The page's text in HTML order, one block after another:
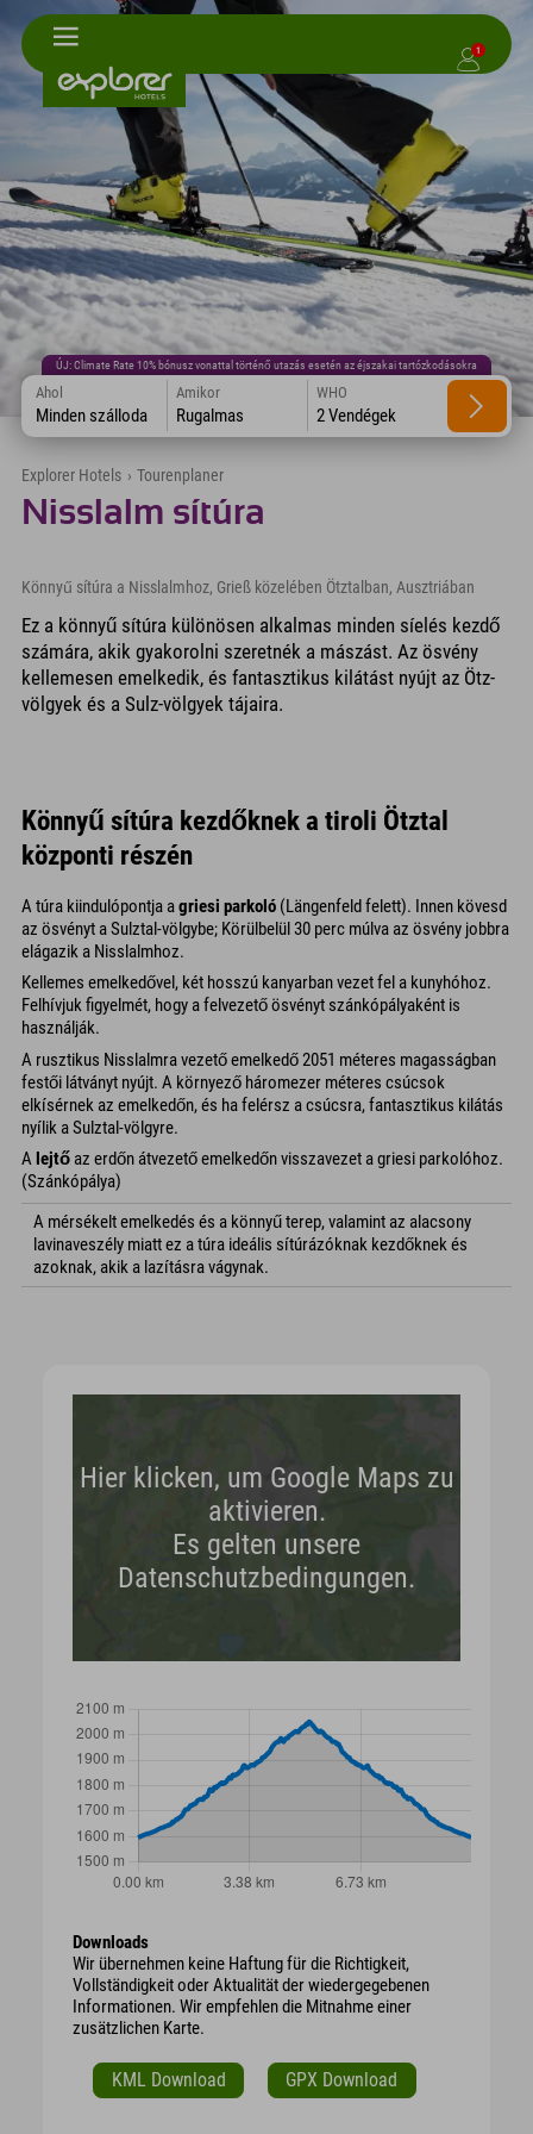
1
ÚJ: Climate Rate 10% bónusz vonattal történő utazás esetén az éjszakai tartózkodásokra
Ahol
Minden szálloda
Amikor
Rugalmas
WHO
2 Vendégek
Explorer Hotels › Tourenplaner
Nisslalm sítúra
Könnyű sítúra a Nisslalmhoz, Grieß közelében Ötztalban, Ausztriában
Ez a könnyű sítúra különösen alkalmas minden síelés kezdő
számára, akik gyakorolni szeretnék a mászást. Az ösvény
kellemesen emelkedik, és fantasztikus kilátást nyújt az Ötz-
völgyek és a Sulz-völgyek tájaira.
Könnyű sítúra kezdőknek a tiroli Ötztal
központi részén
A túra kiindulópontja agriesi parkoló (Längenfeld felett). Innen kövesd
az ösvényt a Sulztal-völgybe; Körülbelül 30 perc múlva az ösvény jobbra
elágazik a Nisslalmhoz.
Kellemes emelkedővel, két hosszú kanyarban vezet fel a kunyhóhoz.
Felhívjuk figyelmét, hogy a felvezető ösvényt szánkópályaként is
használják.
A rusztikus Nisslalmra vezető emelkedő 2051 méteres magasságban
festői látványt nyújt. A környező háromezer méteres csúcsok
elkísérnek az emelkedőn, és ha felérsz a csúcsra, fantasztikus kilátás
nyílik a Sulztal-völgyre.
Alejtő az erdőn átvezető emelkedőn visszavezet a griesi parkolóhoz.
(Szánkópálya)
A mérsékelt emelkedés és a könnyű terep, valamint az alacsony
lavinaveszély miatt ez a túra ideális sítúrázóknak kezdőknek és
azoknak, akik a lazításra vágynak.
Hier klicken, um Google Maps zu
aktivieren.
Es gelten unsere
Datenschutzbedingungen.
Downloads
Wir übernehmen keine Haftung für die Richtigkeit,
Vollständigkeit oder Aktualität der wiedergegebenen
Informationen. Wir empfehlen die Mitnahme einer
zusätzlichen Karte.
KML Download GPX Download